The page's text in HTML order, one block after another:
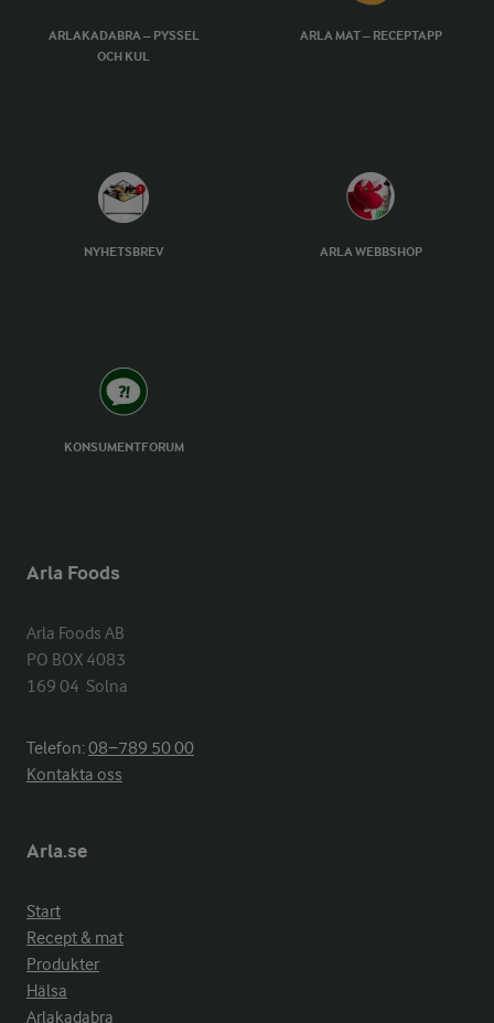
ARLAKADABRA – PYSSEL
OCH KUL
ARLA MAT – RECEPTAPP
NYHETSBREV ARLA WEBBSHOP
KONSUMENTFORUM
Arla Foods
Arla Foods AB
PO BOX 4083
169 04  Solna
Telefon:08−789 50 00
Kontakta oss
Arla.se
Start
Recept & mat
Produkter
Hälsa
Arlakadabra